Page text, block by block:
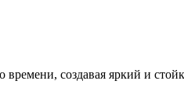
времени, создавая яркий и